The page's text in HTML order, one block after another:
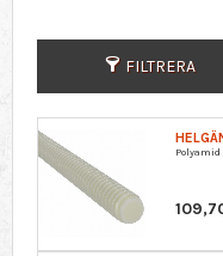
FILTRERA
Polyamid